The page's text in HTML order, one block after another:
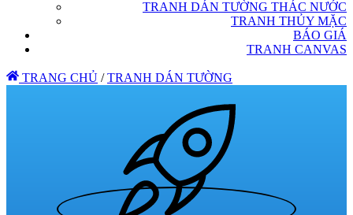
TRANH DÁN TƯỜNG THÁC NƯỚC
TRANH THỦY MẶC
BÁO GIÁ
TRANH CANVAS
TRANG CHỦ / TRANH DÁN TƯỜNG